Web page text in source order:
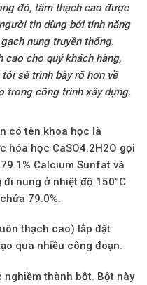
đó, tấm thạch cao được
tin dùng bởi tính năng
nung truyền thống.
cao cho quý khách hàng,
sẽ trình bày rõ hơn về
trong công trình xây dựng.
có tên khoa học là
hóa học CaSO4.2H2O gọi
Calcium Sunfat và
nung ở nhiệt độ 150°C
79.0%.
thạch cao) lắp đặt
qua nhiều công đoạn.
nghiềm thành bột. Bột này